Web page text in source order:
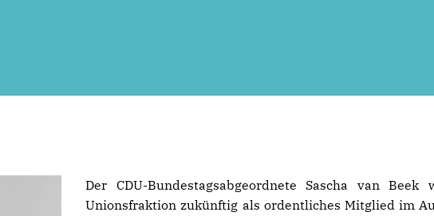
Der CDU-Bundestagsabgeordnete Sascha van Beek
Unionsfraktion zukünftig als ordentliches Mitglied im